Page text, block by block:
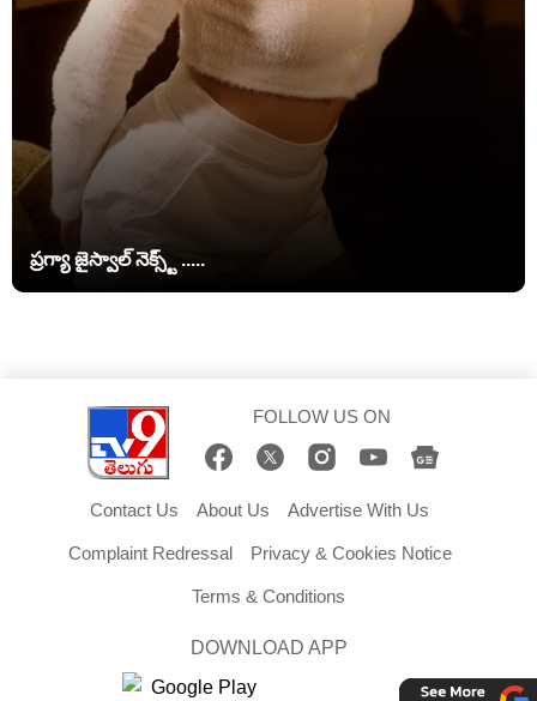
ప్రగ్యా జైస్వాల్ నెక్స్ట్ .....
FOLLOW US ON
Contact Us About Us Advertise With Us
Complaint Redressal Privacy & Cookies Notice
Terms & Conditions
DOWNLOAD APP